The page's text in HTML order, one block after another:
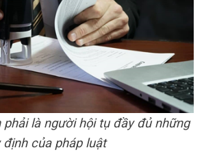
phải là người hội tụ đầy đủ những
của pháp luật